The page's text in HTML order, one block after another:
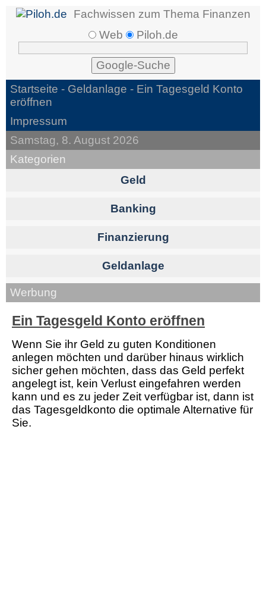
Fachwissen zum Thema Finanzen
Web
Piloh.de
Startseite - Geldanlage - Ein Tagesgeld Konto
eröffnen
Impressum
Samstag, 8. August 2026
Kategorien
Geld
Banking
Finanzierung
Geldanlage
Werbung
Ein Tagesgeld Konto eröffnen
Wenn Sie ihr Geld zu guten Konditionen
anlegen möchten und darüber hinaus wirklich
sicher gehen möchten, dass das Geld perfekt
angelegt ist, kein Verlust eingefahren werden
kann und es zu jeder Zeit verfügbar ist, dann ist
das Tagesgeldkonto die optimale Alternative für
Sie.